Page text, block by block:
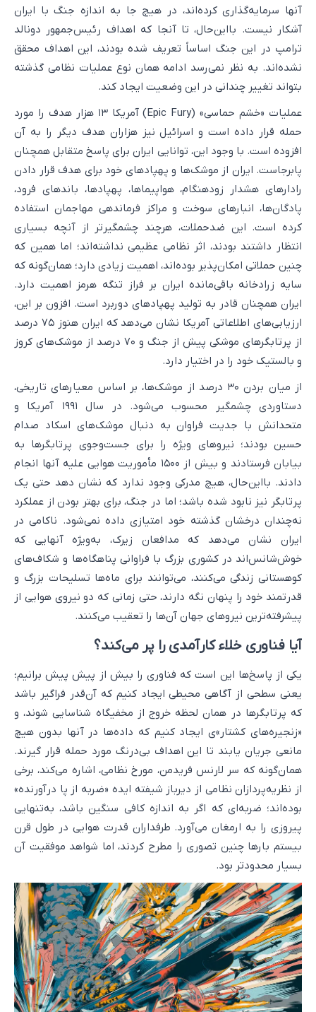
آنها سرمایه‌گذاری کرده‌اند، در هیچ جا به اندازه جنگ با ایران
آشکار نیست. بااین‌حال، تا آنجا که اهداف رئیس‌جمهور دونالد
ترامپ در این جنگ اساساً تعریف شده بودند، این اهداف محقق
نشده‌اند. به نظر نمی‌رسد ادامه همان نوع عملیات نظامی گذشته
بتواند تغییر چندانی در این وضعیت ایجاد کند.
عملیات «خشم حماسی» (Epic Fury) آمریکا ۱۳ هزار هدف را مورد
حمله قرار داده است و اسرائیل نیز هزاران هدف دیگر را به آن
افزوده است. با وجود این، توانایی ایران برای پاسخ متقابل همچنان
پابرجاست. ایران از موشک‌ها و پهپادهای خود برای هدف قرار دادن
رادارهای هشدار زودهنگام، هواپیماها، پهپادها، باندهای فرود،
پادگان‌ها، انبارهای سوخت و مراکز فرماندهی مهاجمان استفاده
کرده است. این ضدحملات، هرچند چشمگیرتر از آنچه بسیاری
انتظار داشتند بودند، اثر نظامی عظیمی نداشته‌اند؛ اما همین که
چنین حملاتی امکان‌پذیر بوده‌اند، اهمیت زیادی دارد؛ همان‌گونه که
سایه زرادخانه باقی‌مانده ایران بر فراز تنگه هرمز اهمیت دارد.
ایران همچنان قادر به تولید پهپادهای دوربرد است. افزون بر این،
ارزیابی‌های اطلاعاتی آمریکا نشان می‌دهد که ایران هنوز ۷۵ درصد
از پرتابگرهای موشکی پیش از جنگ و ۷۰ درصد از موشک‌های کروز
و بالستیک خود را در اختیار دارد.
از میان بردن ۳۰ درصد از موشک‌ها، بر اساس معیارهای تاریخی،
دستاوردی چشمگیر محسوب می‌شود. در سال ۱۹۹۱ آمریکا و
متحدانش با جدیت فراوان به دنبال موشک‌های اسکاد صدام
حسین بودند؛ نیروهای ویژه را برای جست‌وجوی پرتابگرها به
بیابان فرستادند و بیش از ۱۵۰۰ مأموریت هوایی علیه آنها انجام
دادند. بااین‌حال، هیچ مدرکی وجود ندارد که نشان دهد حتی یک
پرتابگر نیز نابود شده باشد؛ اما در جنگ، برای بهتر بودن از عملکرد
نه‌چندان درخشان گذشته خود امتیازی داده نمی‌شود. ناکامی در
ایران نشان می‌دهد که مدافعان زیرک، به‌ویژه آنهایی که
خوش‌شانس‌اند در کشوری بزرگ با فراوانی پناهگاه‌ها و شکاف‌های
کوهستانی زندگی می‌کنند، می‌توانند برای ماه‌ها تسلیحات بزرگ و
قدرتمند خود را پنهان نگه دارند، حتی زمانی که دو نیروی هوایی از
پیشرفته‌ترین نیروهای جهان آن‌ها را تعقیب می‌کنند.
آیا فناوری خلاء کارآمدی را پر می‌کند؟
یکی از پاسخ‌ها این است که فناوری را بیش از پیش پیش برانیم؛
یعنی سطحی از آگاهی محیطی ایجاد کنیم که آن‌قدر فراگیر باشد
که پرتابگرها در همان لحظه خروج از مخفیگاه شناسایی شوند، و
«زنجیره‌های کشتار»ی ایجاد کنیم که داده‌ها در آنها بدون هیچ
مانعی جریان یابند تا این اهداف بی‌درنگ مورد حمله قرار گیرند.
همان‌گونه که سر لارنس فریدمن، مورخ نظامی، اشاره می‌کند، برخی
از نظریه‌پردازان نظامی از دیرباز شیفته ایده «ضربه از پا درآورنده»
بوده‌اند؛ ضربه‌ای که اگر به اندازه کافی سنگین باشد، به‌تنهایی
پیروزی را به ارمغان می‌آورد. طرفداران قدرت هوایی در طول قرن
بیستم بارها چنین تصوری را مطرح کردند، اما شواهد موفقیت آن
بسیار محدودتر بود.